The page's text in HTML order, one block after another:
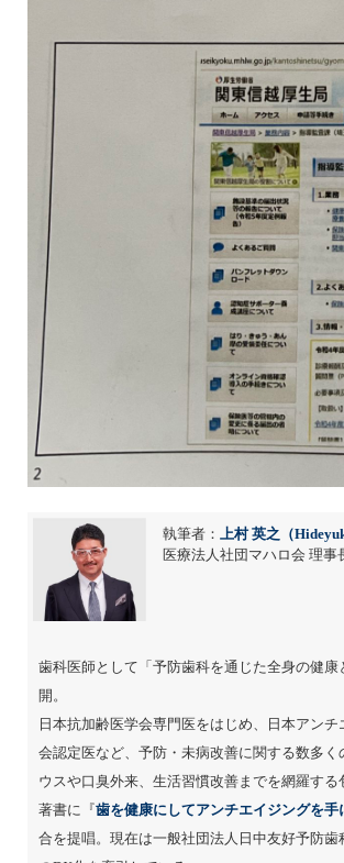
執筆者： 上村 英之（
医療法人社団マハロ会 理事
歯科医師として「予防歯科を通じた全身の健
開。
日本抗加齢医学会専門医をはじめ、日本アン
会認定医など、予防・未病改善に関する数多
ウスや口臭外来、生活習慣改善までを網羅する
著書に『歯を健康にしてアンチエイジングを手
合を提唱。現在は一般社団法人日中友好予防